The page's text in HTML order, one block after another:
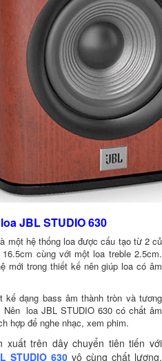
JBL STUDIO 630
một hệ thống loa được cấu tạo từ 2 củ
cùng với một loa treble 2.5cm.
mới trong thiết kế nên giúp loa có âm
kế dạng bass âm thành tròn và tương
loa JBL STUDIO 630 có chất âm
hợp để nghe nhạc, xem phim.
trên dây chuyển tiên tiến với
STUDIO 630vô cùng chất lượng.